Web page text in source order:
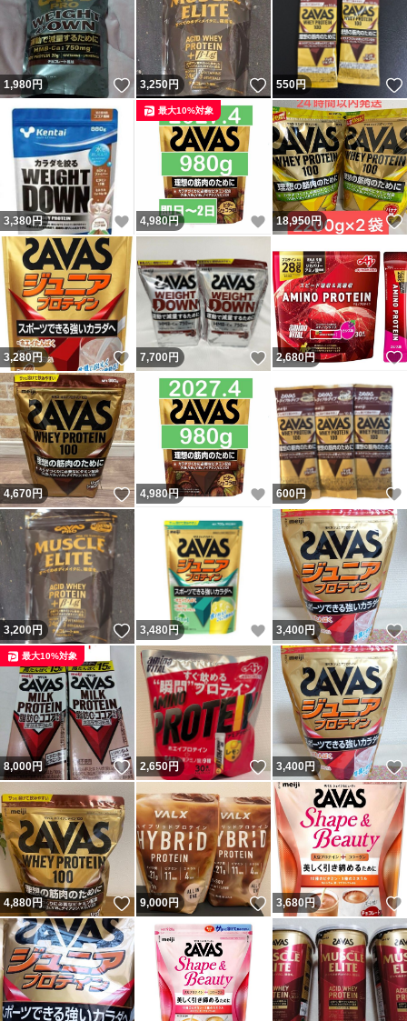
1,980円 いいね！
3,250円 いいね！
550円
3,380円 いいね！
4,980円 いいね！
最大10%対象
18,950円
3,280円 いいね！
7,700円 いいね！
2,680円
4,670円 いいね！
4,980円 いいね！
600円
3,200円 いいね！
3,480 円 いいね！
3,400円
8,000円 いいね！
最大10%対象
2,650円 いいね！
3,400円
4,880円 いいね！
9,000円 いいね！
3,680円